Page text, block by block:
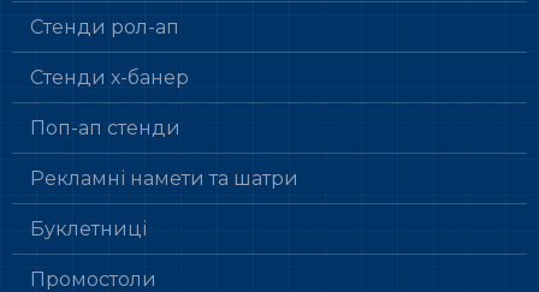
Стенди рол-ап
Стенди х-банер
Поп-ап стенди
Рекламні намети та шатри
Буклетниці
Промостоли